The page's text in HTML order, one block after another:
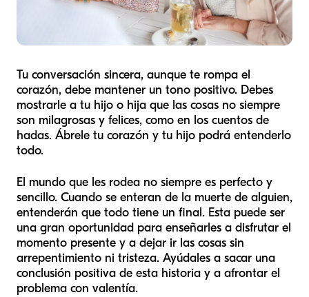
Tu conversación sincera, aunque te rompa el
corazón, debe mantener un tono positivo. Debes
mostrarle a tu hijo o hija que las cosas no siempre
son milagrosas y felices, como en los cuentos de
hadas. Ábrele tu corazón y tu hijo podrá entenderlo
todo.
El mundo que les rodea no siempre es perfecto y
sencillo. Cuando se enteran de la muerte de alguien,
entenderán que todo tiene un final. Esta puede ser
una gran oportunidad para enseñarles a disfrutar el
momento presente y a dejar ir las cosas sin
arrepentimiento ni tristeza. Ayúdales a sacar una
conclusión positiva de esta historia y a afrontar el
problema con valentía.